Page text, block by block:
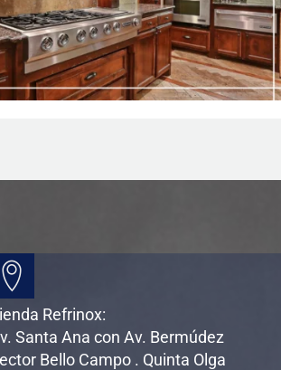
Refrinox:
Santa Ana con Av. Bermúdez
Bello Campo . Quinta Olga